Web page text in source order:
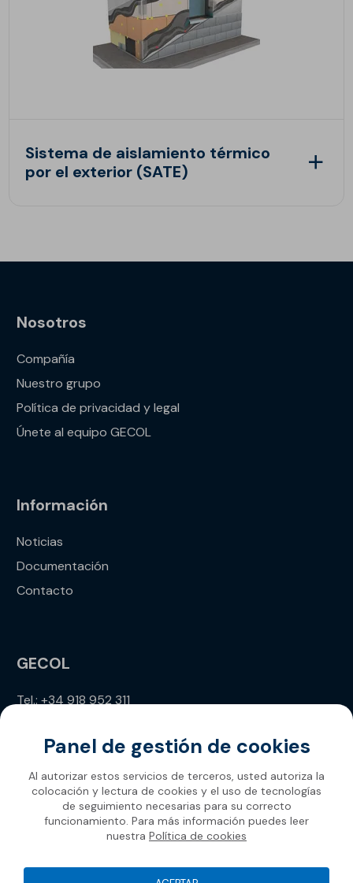
Sistema de aislamiento térmico
por el exterior (SATE)
Nosotros
Compañía
Nuestro grupo
Política de privacidad y legal
Únete al equipo GECOL
Información
Noticias
Documentación
Contacto
GECOL
Tel.: +34 918 952 311
Gecol 2026
Panel de gestión de cookies
Al autorizar estos servicios de terceros, usted autoriza la
colocación y lectura de cookies y el uso de tecnologías
de seguimiento necesarias para su correcto
funcionamiento. Para más información puedes leer
nuestra Política de cookies